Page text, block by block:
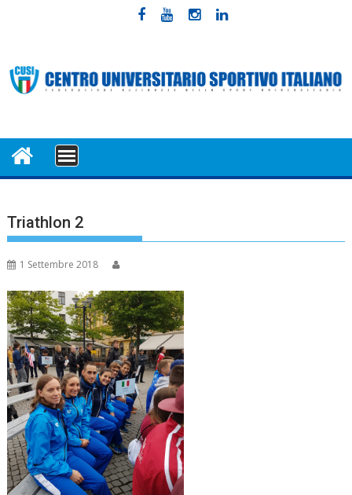
MENU
Triathlon 2
1 Settembre 2018